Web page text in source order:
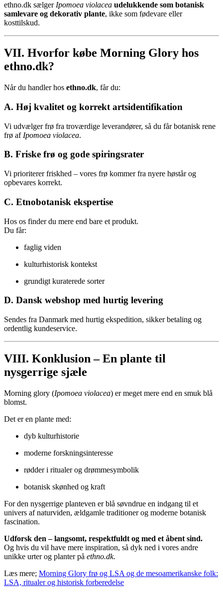
ethno.dk sælgerIpomoea violacea udelukkende som botanisk
samlevare og dekorativ plante, ikke som fødevare eller
kosttilskud.
VII. Hvorfor købe Morning Glory hos
ethno.dk?
Når du handler hos ethno.dk, får du:
A. Høj kvalitet og korrekt artsidentifikation
Vi udvælger frø fra troværdige leverandører, så du får botanisk rene
frø af Ipomoea violacea.
B. Friske frø og gode spiringsrater
Vi prioriterer friskhed – vores frø kommer fra nyere høstår og
opbevares korrekt.
C. Etnobotanisk ekspertise
Hos os finder du mere end bare et produkt.
Du får:
faglig viden
kulturhistorisk kontekst
grundigt kuraterede sorter
D. Dansk webshop med hurtig levering
Sendes fra Danmark med hurtig ekspedition, sikker betaling og
ordentlig kundeservice.
VIII. Konklusion – En plante til
nysgerrige sjæle
Morning glory (Ipomoea violacea) er meget mere end en smuk blå
blomst.
Det er en plante med:
dyb kulturhistorie
moderne forskningsinteresse
rødder i ritualer og drømmesymbolik
botanisk skønhed og kraft
For den nysgerrige planteven er blå søvndrue en indgang til et
univers af naturviden, ældgamle traditioner og moderne botanisk
fascination.
Udforsk den – langsomt, respektfuldt og med et åbent sind.
Og hvis du vil have mere inspiration, så dyk ned i vores andre
unikke urter og planter på ethno.dk.
Læs mere; Morning Glory frø og LSA og de mesoamerikanske folk:
LSA, ritualer og historisk forberedelse